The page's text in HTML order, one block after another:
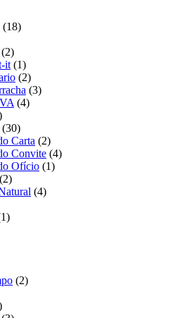
(18)
(2)
it (1)
(2)
(3)
(4)
(30)
Carta (2)
Convite (4)
Ofício (1)
(2)
(4)
(2)